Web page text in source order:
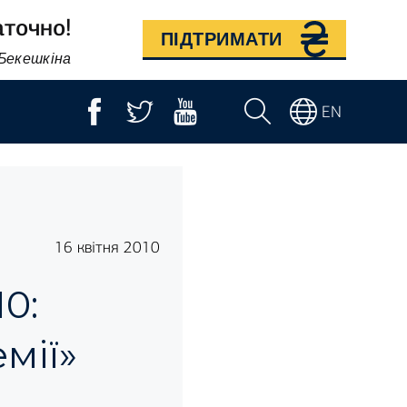
ПІДТРИМАТИ
EN
16 квітня 2010